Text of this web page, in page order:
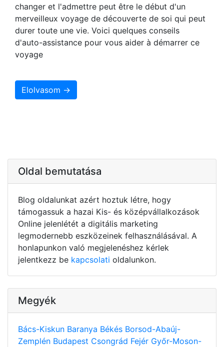
changer et l'admettre peut être le début d'un
merveilleux voyage de découverte de soi qui peut
durer toute une vie. Voici quelques conseils
d'auto-assistance pour vous aider à démarrer ce
voyage
Elolvasom →
Oldal bemutatása
Blog oldalunkat azért hoztuk létre, hogy
támogassuk a hazai Kis- és középvállalkozások
Online jelenlétét a digitális marketing
legmodernebb eszközeinek felhasználásával. A
honlapunkon való megjelenéshez kérlek
jelentkezz be kapcsolati oldalunkon.
Megyék
Bács-Kiskun Baranya Békés Borsod-Abaúj-
Zemplén Budapest Csongrád Fejér Győr-Moson-